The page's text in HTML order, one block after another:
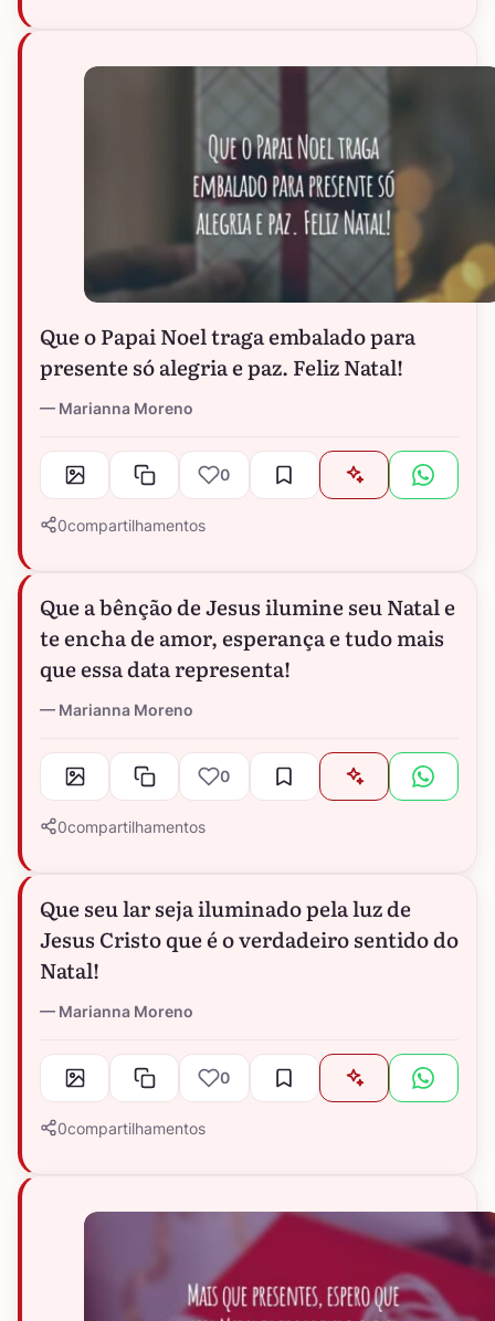
Que o Papai Noel traga embalado para
presente só alegria e paz. Feliz Natal!
Marianna Moreno
0
0compartilhamentos
Que a bênção de Jesus ilumine seu Natal e
te encha de amor, esperança e tudo mais
que essa data representa!
Marianna Moreno
0
0compartilhamentos
Que seu lar seja iluminado pela luz de
Jesus Cristo que é o verdadeiro sentido do
Natal!
Marianna Moreno
0
0compartilhamentos